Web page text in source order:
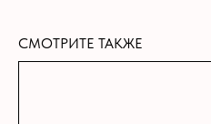
СМОТРИТЕ ТАКЖЕ